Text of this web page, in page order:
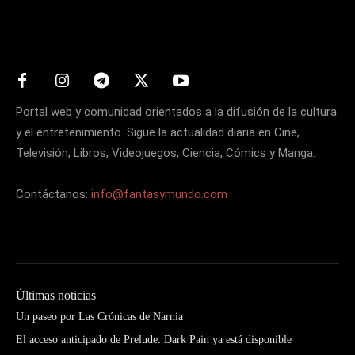
Portal web y comunidad orientados a la difusión de la cultura
y el entretenimiento. Sigue la actualidad diaria en Cine,
Televisión, Libros, Videojuegos, Ciencia, Cómics y Manga.
Contáctanos: info@fantasymundo.com
Últimas noticias
Un paseo por Las Crónicas de Narnia
El acceso anticipado de Prelude: Dark Pain ya está disponible